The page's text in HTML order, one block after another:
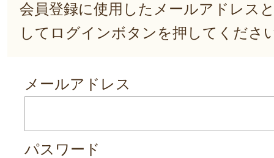
会員登録に使用したメールアドレス
してログインボタンを押してくださ
メールアドレス
パスワード